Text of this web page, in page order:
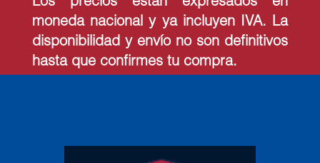
Los precios están expresados en
moneda nacional y ya incluyen IVA. La
disponibilidad y envío no son definitivos
hasta que confirmes tu compra.